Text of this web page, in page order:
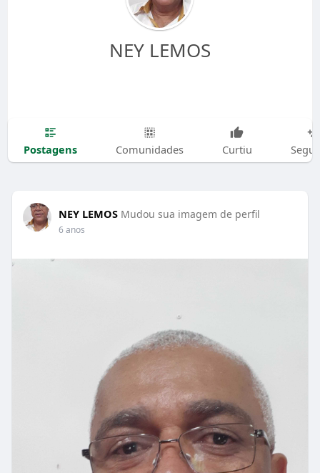
NEY LEMOS
Postagens Comunidades Curtiu
NEY LEMOS Mudou sua imagem de perfil
6 anos